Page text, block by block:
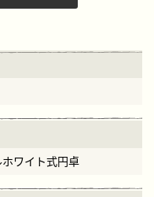
ワイト式円卓